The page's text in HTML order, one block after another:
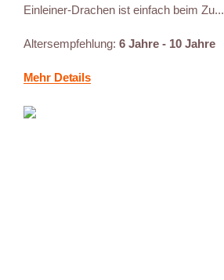
Einleiner-Drachen ist einfach beim Zu...
Altersempfehlung: 6 Jahre - 10 Jahre
Mehr Details